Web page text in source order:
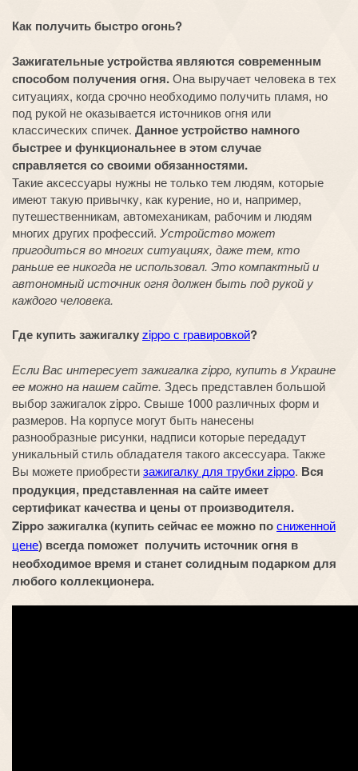
Как получить быстро огонь?
Зажигательные устройства являются современным
способом получения огня.Она выручает человека в тех
ситуациях, когда срочно необходимо получить пламя, но
под рукой не оказывается источников огня или
классических спичек. Данное устройство намного
быстрее и функциональнее в этом случае
справляется со своими обязанностями.
Такие аксессуары нужны не только тем людям, которые
имеют такую привычку, как курение, но и, например,
путешественникам, автомеханикам, рабочим и людям
многих других профессий. Устройство может
пригодиться во многих ситуациях, даже тем, кто
раньше ее никогда не использовал. Это компактный и
автономный источник огня должен быть под рукой у
каждого человека.
Где купить зажигалкуzippo с гравировкой?
Если Вас интересует зажигалка zippo, купить в Украине
ее можно на нашем сайте. Здесь представлен большой
выбор зажигалок zippo. Свыше 1000 различных форм и
размеров. На корпусе могут быть нанесены
разнообразные рисунки, надписи которые передадут
уникальный стиль обладателя такого аксессуара. Также
Вы можете приобрестизажигалку для трубки zippo. Вся
продукция, представленная на сайте имеет
сертификат качества и цены от производителя.
Zippo зажигалка (купить сейчас ее можно посниженной
цене) всегда поможет получить источник огня в
необходимое время и станет солидным подарком для
любого коллекционера.